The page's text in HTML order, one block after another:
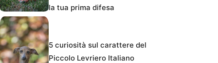
la tua prima difesa
5 curiosità sul carattere del
Piccolo Levriero Italiano